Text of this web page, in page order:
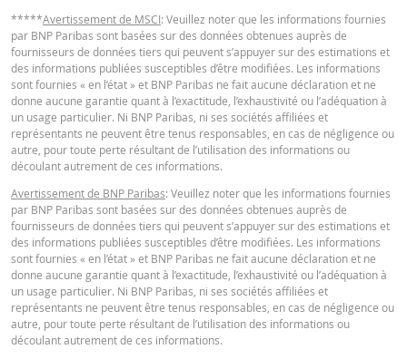
2026 17:51
journalière 14,28 8,184
30 juil.
2026 18:35
journalière 14,48 8,239
30 juil.
2026 17:51
journalière 14,48
29 juil.
2026 18:35
journalière
29 juil.
2026 17:51
journalière 13,47
28 juil.
2026 18:37
journalière 13,3 7,89
28 juil.
2026 17:50
journalière 13,3 7,89
Notices
ÉTAT FINANCIER
Financial Information
Cost Report URL
*****Avertissement de MSCI: Veuillez noter que les informations fournies
par BNP Paribas sont basées sur des données obtenues auprès de
fournisseurs de données tiers qui peuvent s’appuyer sur des estimations et
des informations publiées susceptibles d’être modifiées. Les informations
sont fournies « en l’état » et BNP Paribas ne fait aucune déclaration et ne
donne aucune garantie quant à l’exactitude, l’exhaustivité ou l’adéquation à
un usage particulier. Ni BNP Paribas, ni ses sociétés affiliées et
représentants ne peuvent être tenus responsables, en cas de négligence ou
autre, pour toute perte résultant de l’utilisation des informations ou
découlant autrement de ces informations.
Avertissement de BNP Paribas: Veuillez noter que les informations fournies
par BNP Paribas sont basées sur des données obtenues auprès de
fournisseurs de données tiers qui peuvent s’appuyer sur des estimations et
des informations publiées susceptibles d’être modifiées. Les informations
sont fournies « en l’état » et BNP Paribas ne fait aucune déclaration et ne
donne aucune garantie quant à l’exactitude, l’exhaustivité ou l’adéquation à
un usage particulier. Ni BNP Paribas, ni ses sociétés affiliées et
représentants ne peuvent être tenus responsables, en cas de négligence ou
autre, pour toute perte résultant de l’utilisation des informations ou
découlant autrement de ces informations.